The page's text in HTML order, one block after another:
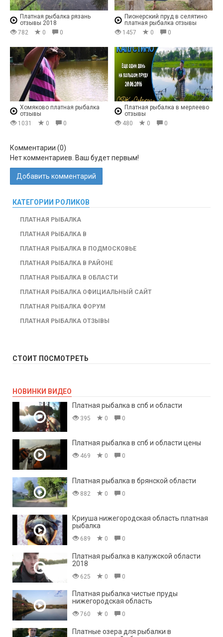
Платная рыбалка рязань
отзывы 2018
782
0 0
Пионерский пруд в селятино
платная рыбалка отзывы
1457
0 0
Хомяково платная рыбалка
отзывы
1031
0 0
Платная рыбалка в мерлеево
отзывы
480
0 0
Комментарии (0)
Нет комментариев. Ваш будет первым!
Добавить комментарий
КАТЕГОРИИ РОЛИКОВ
ПЛАТНАЯ РЫБАЛКА
ПЛАТНАЯ РЫБАЛКА В
ПЛАТНАЯ РЫБАЛКА В ПОДМОСКОВЬЕ
ПЛАТНАЯ РЫБАЛКА В РАЙОНЕ
ПЛАТНАЯ РЫБАЛКА В ОБЛАСТИ
ПЛАТНАЯ РЫБАЛКА ОФИЦИАЛЬНЫЙ САЙТ
ПЛАТНАЯ РЫБАЛКА ФОРУМ
ПЛАТНАЯ РЫБАЛКА ОТЗЫВЫ
СТОИТ ПОСМОТРЕТЬ
НОВИНКИ ВИДЕО
Платная рыбалка в спб и области
395 0 0
Платная рыбалка в спб и области цены
469 0 0
Платная рыбалка в брянской области
882 0 0
Криуша нижегородская область платная
рыбалка
689 0 0
Платная рыбалка в калужской области
2018
625 0 0
Платная рыбалка чистые пруды
нижегородская область
760 0 0
Платные озера для рыбалки в